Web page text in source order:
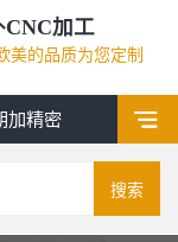
CNC加工
美的品质为您定制
加精密
搜索